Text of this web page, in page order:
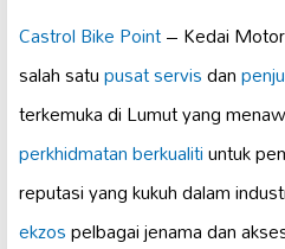
Castrol Bike Point– Kedai
salah satupusat servisdan
terkemuka di Lumut yang
perkhidmatan berkualitiuntuk
reputasi yang kukuh dalam
ekzospelbagai jenama dan